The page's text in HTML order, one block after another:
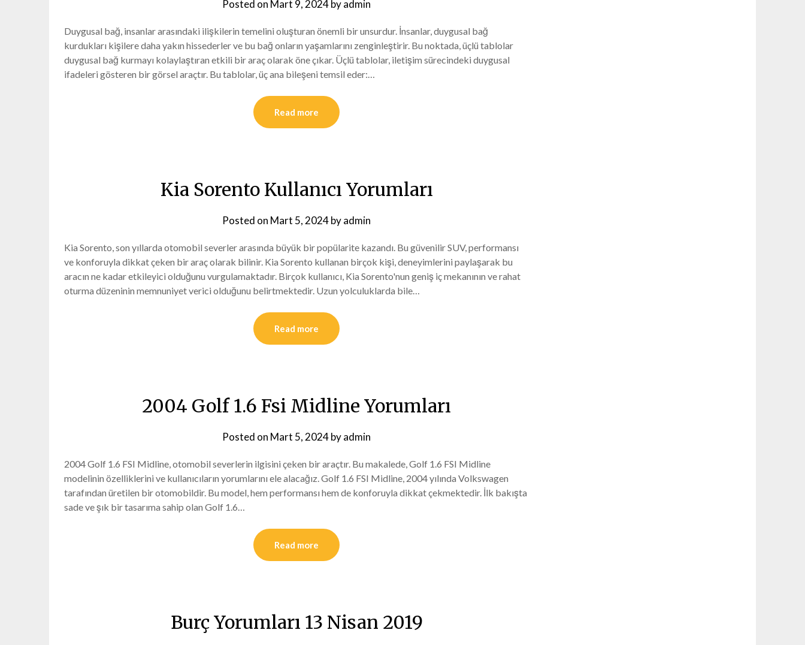
Posted on Mart 9, 2024byadmin
Duygusal bağ, insanlar arasındaki ilişkilerin temelini oluşturan önemli bir unsurdur. İnsanlar, duygusal bağ
kurdukları kişilere daha yakın hissederler ve bu bağ onların yaşamlarını zenginleştirir. Bu noktada, üçlü tablolar
duygusal bağ kurmayı kolaylaştıran etkili bir araç olarak öne çıkar. Üçlü tablolar, iletişim sürecindeki duygusal
ifadeleri gösteren bir görsel araçtır. Bu tablolar, üç ana bileşeni temsil eder:…
Read more
Kia Sorento Kullanıcı Yorumları
Posted on Mart 5, 2024byadmin
Kia Sorento, son yıllarda otomobil severler arasında büyük bir popülarite kazandı. Bu güvenilir SUV, performansı
ve konforuyla dikkat çeken bir araç olarak bilinir. Kia Sorento kullanan birçok kişi, deneyimlerini paylaşarak bu
aracın ne kadar etkileyici olduğunu vurgulamaktadır. Birçok kullanıcı, Kia Sorento'nun geniş iç mekanının ve rahat
oturma düzeninin memnuniyet verici olduğunu belirtmektedir. Uzun yolculuklarda bile…
Read more
2004 Golf 1.6 Fsi Midline Yorumları
Posted on Mart 5, 2024byadmin
2004 Golf 1.6 FSI Midline, otomobil severlerin ilgisini çeken bir araçtır. Bu makalede, Golf 1.6 FSI Midline
modelinin özelliklerini ve kullanıcıların yorumlarını ele alacağız. Golf 1.6 FSI Midline, 2004 yılında Volkswagen
tarafından üretilen bir otomobildir. Bu model, hem performansı hem de konforuyla dikkat çekmektedir. İlk bakışta
sade ve şık bir tasarıma sahip olan Golf 1.6…
Read more
Burç Yorumları 13 Nisan 2019